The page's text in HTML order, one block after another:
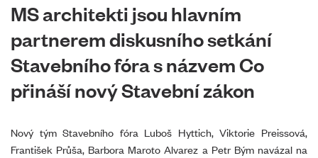
MS architekti jsou hlavním
partnerem diskusního setkání
Stavebního fóra s názvem Co
přináší nový Stavební zákon
Nový tým Stavebního fóra Luboš Hyttich, Viktorie Preissová,
František Průša, Barbora Maroto Alvarez a Petr Bým navázal na